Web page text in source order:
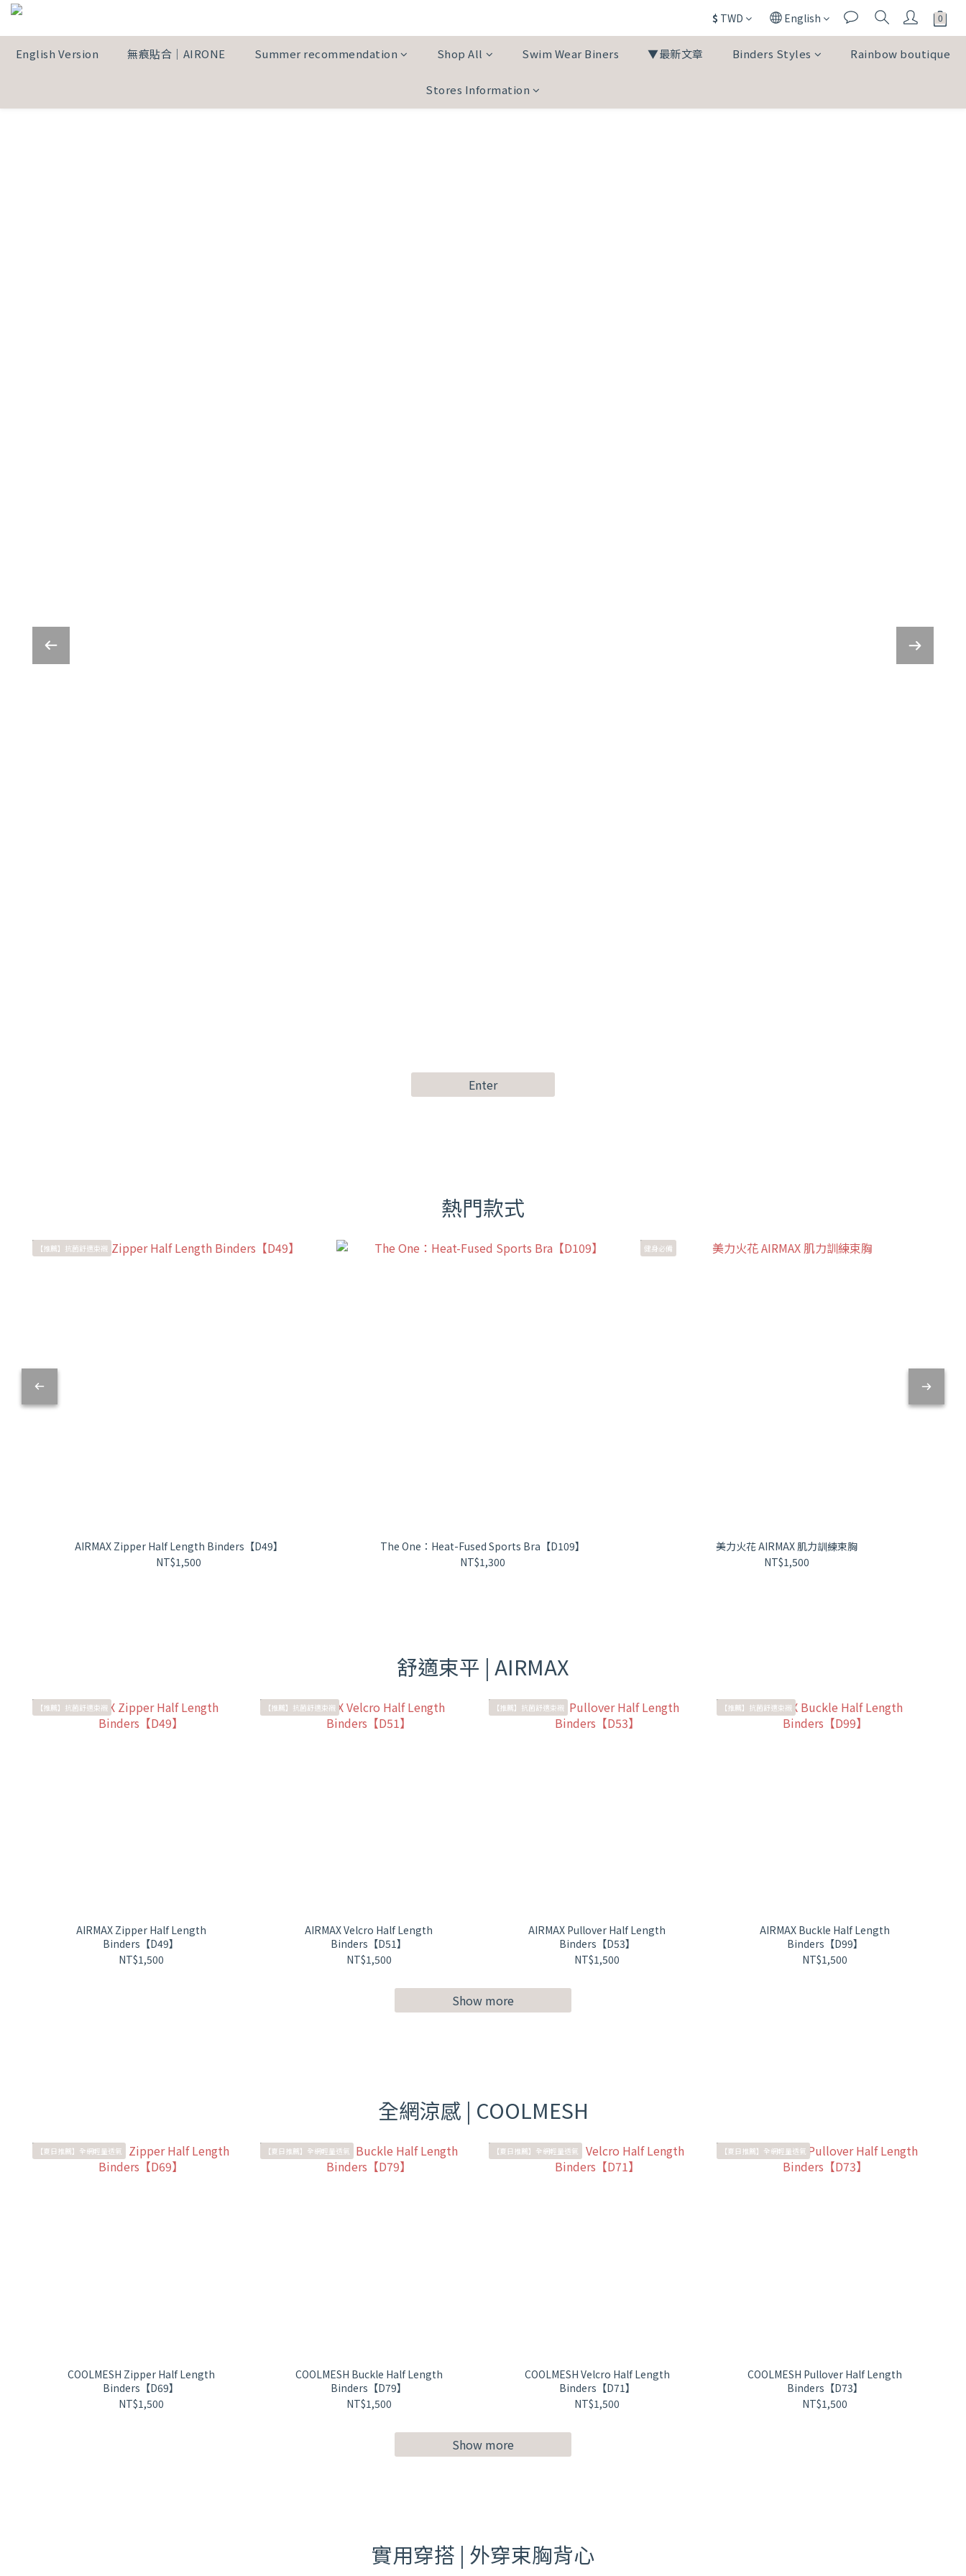
$ TWD English
English Version 無痕貼合｜AIRONE Summer recommendation Shop All Swim Wear Biners ▼最新文章 Binders Styles Rainbow boutique
Stores Information
Enter
熱門款式
【推薦】抗菌舒適束襯
AIRMAX Zipper Half Length Binders【D49】
NT$1,500
The One：Heat-Fused Sports Bra【D109】
NT$1,300
健身必備
美力火花 AIRMAX 肌力訓練束胸
NT$1,500
舒適束平 | AIRMAX
【推薦】抗菌舒適束襯
AIRMAX Zipper Half Length
Binders【D49】
NT$1,500
【推薦】抗菌舒適束襯
AIRMAX Velcro Half Length
Binders【D51】
NT$1,500
【推薦】抗菌舒適束襯
AIRMAX Pullover Half Length
Binders【D53】
NT$1,500
【推薦】抗菌舒適束襯
AIRMAX Buckle Half Length
Binders【D99】
NT$1,500
Show more
全網涼感 | COOLMESH
【夏日推薦】全網輕量透氣
COOLMESH Zipper Half Length
Binders【D69】
NT$1,500
【夏日推薦】全網輕量透氣
COOLMESH Buckle Half Length
Binders【D79】
NT$1,500
【夏日推薦】全網輕量透氣
COOLMESH Velcro Half Length
Binders【D71】
NT$1,500
【夏日推薦】全網輕量透氣
COOLMESH Pullover Half Length
Binders【D73】
NT$1,500
Show more
實用穿搭 | 外穿束胸背心